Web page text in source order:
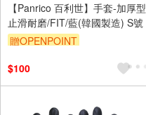
【Panrico 百利世】手套-加厚型
止滑耐磨/FIT/藍(韓國製造) S號
贈OPENPOINT
$100